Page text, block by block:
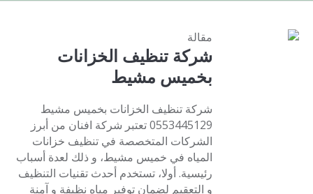
مقالة
شركة تنظيف الخزانات
بخميس مشيط
شركة تنظيف الخزانات بخميس مشيط
0553445129 تعتبر شركة افنان من أبرز
الشركات المتخصصة في تنظيف خزانات
المياه في خميس مشيط، و ذلك لعدة أسباب
رئيسية. أولا، تستخدم أحدث تقنيات التنظيف
و التعقيم لضمان توفير مياه نظيفة و آمنة